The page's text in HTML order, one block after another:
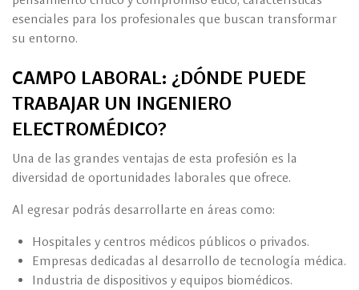
esenciales para los profesionales que buscan transformar
su entorno.
CAMPO LABORAL: ¿DÓNDE PUEDE
TRABAJAR UN INGENIERO
ELECTROMÉDICO?
Una de las grandes ventajas de esta profesión es la
diversidad de oportunidades laborales que ofrece.
Al egresar podrás desarrollarte en áreas como:
Hospitales y centros médicos públicos o privados.
Empresas dedicadas al desarrollo de tecnología médica.
Industria de dispositivos y equipos biomédicos.